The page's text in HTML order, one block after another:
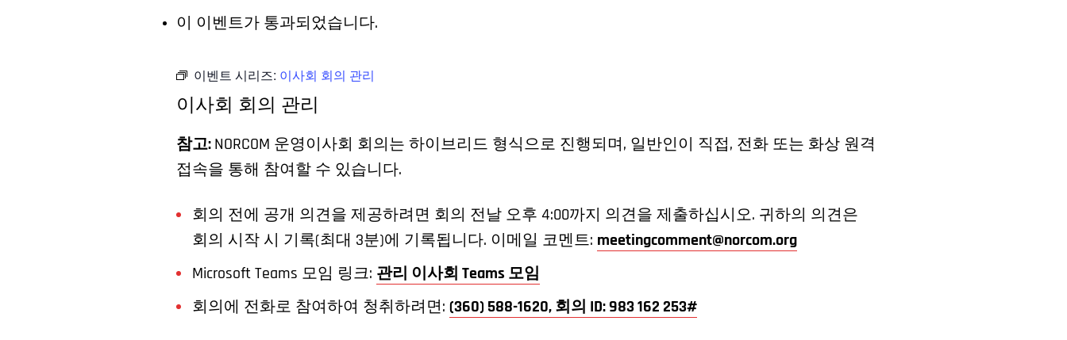
이 이벤트가 통과되었습니다.
이벤트 시리즈: 이사회 회의 관리
이사회 회의 관리
참고: NORCOM 운영이사회 회의는 하이브리드 형식으로 진행되며, 일반인이 직접, 전화 또는 화상 원격
접속을 통해 참여할 수 있습니다.
회의 전에 공개 의견을 제공하려면 회의 전날 오후 4:00까지 의견을 제출하십시오. 귀하의 의견은
회의 시작 시 기록(최대 3분)에 기록됩니다. 이메일 코멘트: meetingcomment@norcom.org
Microsoft Teams 모임 링크: 관리 이사회 Teams 모임
회의에 전화로 참여하여 청취하려면: (360) 588-1620, 회의 ID: 983 162 253#